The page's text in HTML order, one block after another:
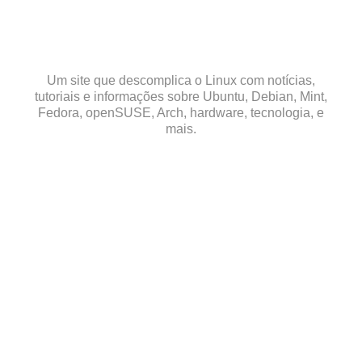
Um site que descomplica o Linux com notícias,
tutoriais e informações sobre Ubuntu, Debian, Mint,
Fedora, openSUSE, Arch, hardware, tecnologia, e
mais.